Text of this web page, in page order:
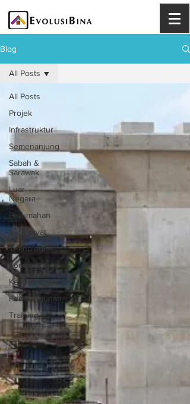
Blog
All Posts
Projek
Infrastruktur
Semenanjung
Sabah &
Sarawak
Luar
Negara
Perumahan
Isu Rakyat
Teknologi
Kontraktor
Keselamatan
Pembangunan
Training
All Posts